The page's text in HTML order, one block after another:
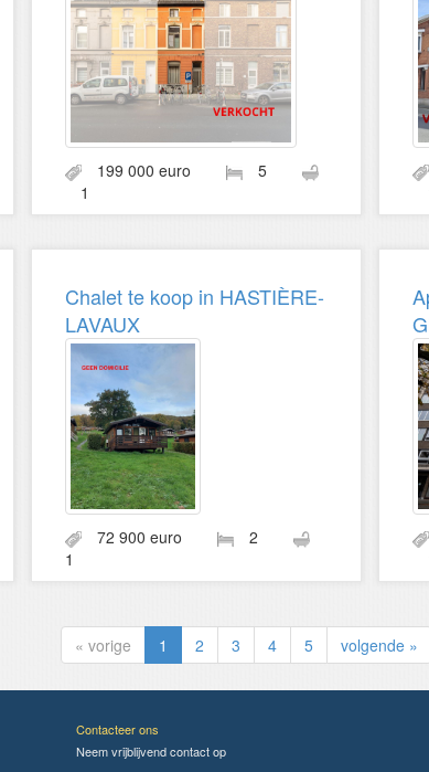
199 000 euro
5
1
Chalet te koop in HASTIÈRE-
LAVAUX
72 900 euro
2
1
« vorige 1 2 3 4 5 volgende »
Contacteer ons
Neem vrijblijvend contact op